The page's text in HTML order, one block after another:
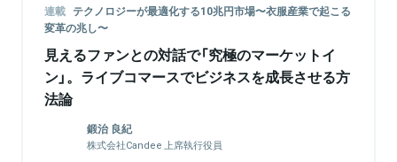
連載 テクノロジーが最適化する10兆円市場〜衣服産業で起こる
変革の兆し〜
見えるファンとの対話で「究極のマーケットイ
ン」。ライブコマースでビジネスを成長させる方
法論
鍛治 良紀
株式会社Candee 上席執行役員